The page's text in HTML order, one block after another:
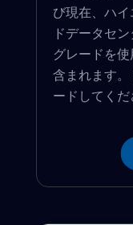
び現在、ハ
ドデータセ
グレードを
含まれます
ードしてくだ